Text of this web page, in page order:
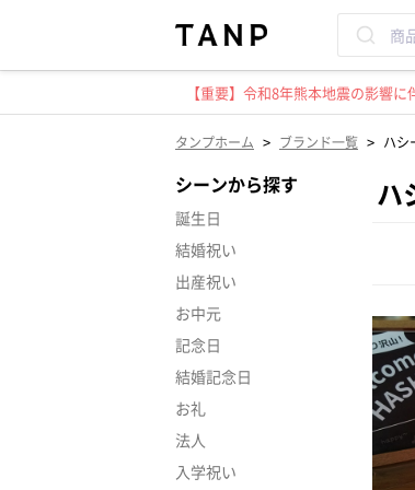
【重要】令和8年熊本地震の影響
タンプホーム > ブランド一覧 > ハシ
シーンから探す
誕生日
結婚祝い
出産祝い
お中元
記念日
結婚記念日
お礼
法人
入学祝い
ハ